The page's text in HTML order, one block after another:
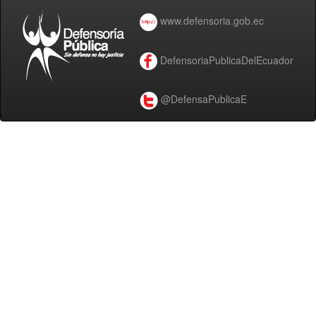
www.defensoria.gob.ec
DefensoriaPublicaDelEcuador
@DefensaPublicaE